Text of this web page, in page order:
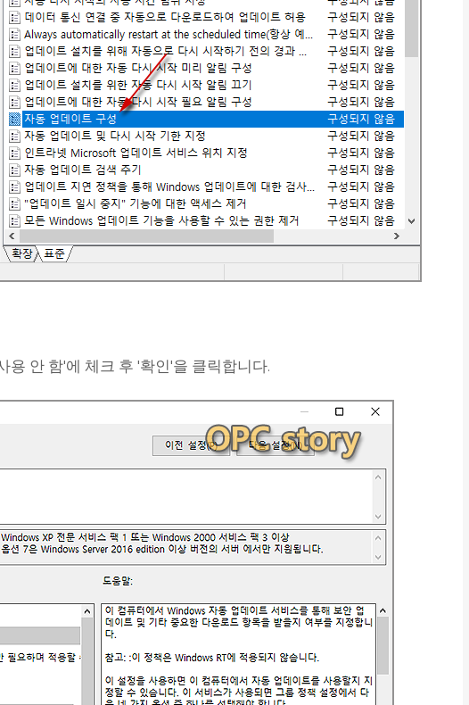
용 안 함'에 체크 후 '확인'을 클릭합니다.